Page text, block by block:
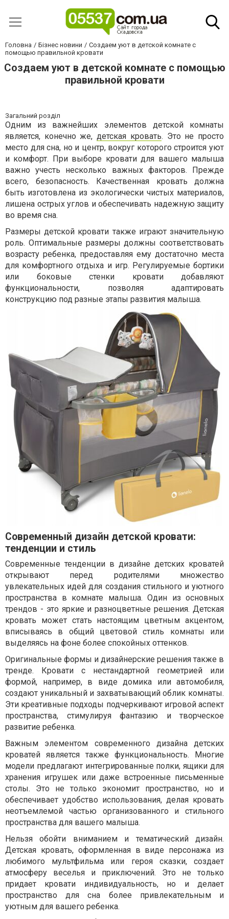
Головна Бізнес новини
Создаем уют в детской комнате с
помощью правильной кровати
Создаем уют в детской комнате с помощью
правильной кровати
Загальний розділ
Одним из важнейших элементов детской комнаты
является, конечно же,детская кровать. Это не просто
место для сна, но и центр, вокруг которого строится уют
и комфорт. При выборе кровати для вашего малыша
важно учесть несколько важных факторов. Прежде
всего, безопасность. Качественная кровать должна
быть изготовлена из экологически чистых материалов,
лишена острых углов и обеспечивать надежную защиту
во время сна.
Размеры детской кровати также играют значительную
роль. Оптимальные размеры должны соответствовать
возрасту ребенка, предоставляя ему достаточно места
для комфортного отдыха и игр. Регулируемые бортики
или боковые стенки кровати добавляют
функциональности, позволяя адаптировать
конструкцию под разные этапы развития малыша.
Современный дизайн детской кровати:
тенденции и стиль
Современные тенденции в дизайне детских кроватей
открывают перед родителями множество
увлекательных идей для создания стильного и уютного
пространства в комнате малыша. Один из основных
трендов - это яркие и разноцветные решения. Детская
кровать может стать настоящим цветным акцентом,
вписываясь в общий цветовой стиль комнаты или
выделяясь на фоне более спокойных оттенков.
Оригинальные формы и дизайнерские решения также в
тренде. Кровати с нестандартной геометрией или
формой, например, в виде домика или автомобиля,
создают уникальный и захватывающий облик комнаты.
Эти креативные подходы подчеркивают игровой аспект
пространства, стимулируя фантазию и творческое
развитие ребенка.
Важным элементом современного дизайна детских
кроватей является также функциональность. Многие
модели предлагают интегрированные полки, ящики для
хранения игрушек или даже встроенные письменные
столы. Это не только экономит пространство, но и
обеспечивает удобство использования, делая кровать
неотъемлемой частью организованного и стильного
пространства для вашего малыша.
Нельзя обойти вниманием и тематический дизайн.
Детская кровать, оформленная в виде персонажа из
любимого мультфильма или героя сказки, создает
атмосферу веселья и приключений. Это не только
придает кровати индивидуальность, но и делает
пространство для сна более привлекательным и
уютным для вашего ребенка.